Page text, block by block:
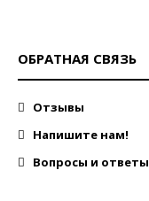
ОБРАТНАЯ СВЯЗЬ
Отзывы
Напишите нам!
Вопросы и ответы